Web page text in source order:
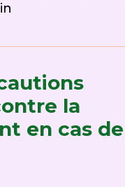
la
en cas de